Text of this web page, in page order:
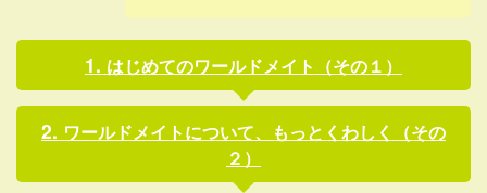
はじめてのワールドメイト（その１）
ワールドメイトについて、もっとくわしく（その
２）